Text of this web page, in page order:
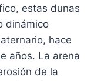
estas dunas
dinámico
hace
años. La arena
de la